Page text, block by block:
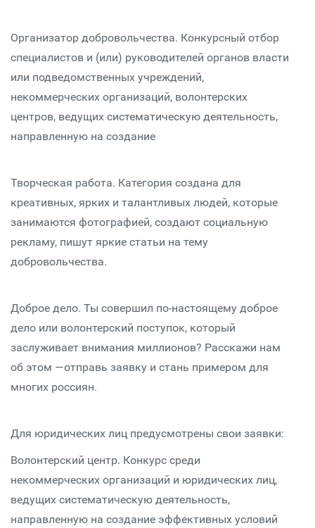
Организатор добровольчества. Конкурсный отбор
специалистов и (или) руководителей органов власти
или подведомственных учреждений,
некоммерческих организаций, волонтерских
центров, ведущих систематическую деятельность,
направленную на создание
Творческая работа. Категория создана для
креативных, ярких и талантливых людей, которые
занимаются фотографией, создают социальную
рекламу, пишут яркие статьи на тему
добровольчества.
Доброе дело. Ты совершил по-настоящему доброе
дело или волонтерский поступок, который
заслуживает внимания миллионов? Расскажи нам
об этом —отправь заявку и стань примером для
многих россиян.
Для юридических лиц предусмотрены свои заявки:
Волонтерский центр. Конкурс среди
некоммерческих организаций и юридических лиц,
ведущих систематическую деятельность,
направленную на создание эффективных условий